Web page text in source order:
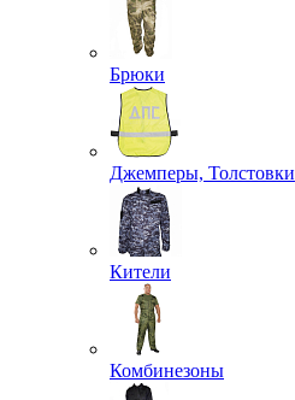
Брюки
Джемперы, Толстовки
Кители
Комбинезоны